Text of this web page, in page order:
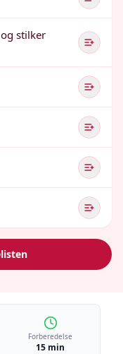
stilker
Forberedelse
15 min